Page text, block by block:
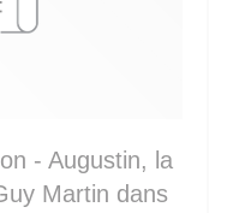
- Augustin, la
Martin dans